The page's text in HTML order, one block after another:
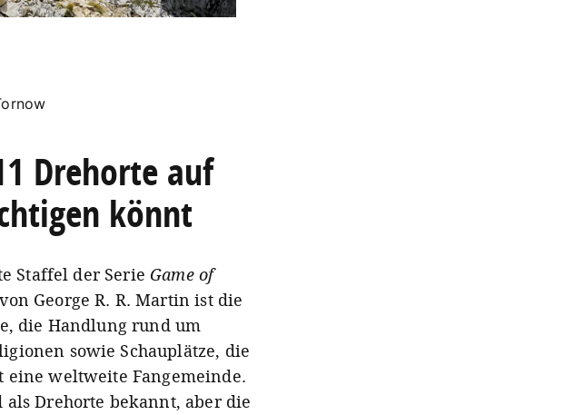
Drehorte auf
könnt
Staffel der Serie Game of
George R. R. Martin ist die
die Handlung rund um
sowie Schauplätze, die
weltweite Fangemeinde.
Drehorte bekannt, aber die